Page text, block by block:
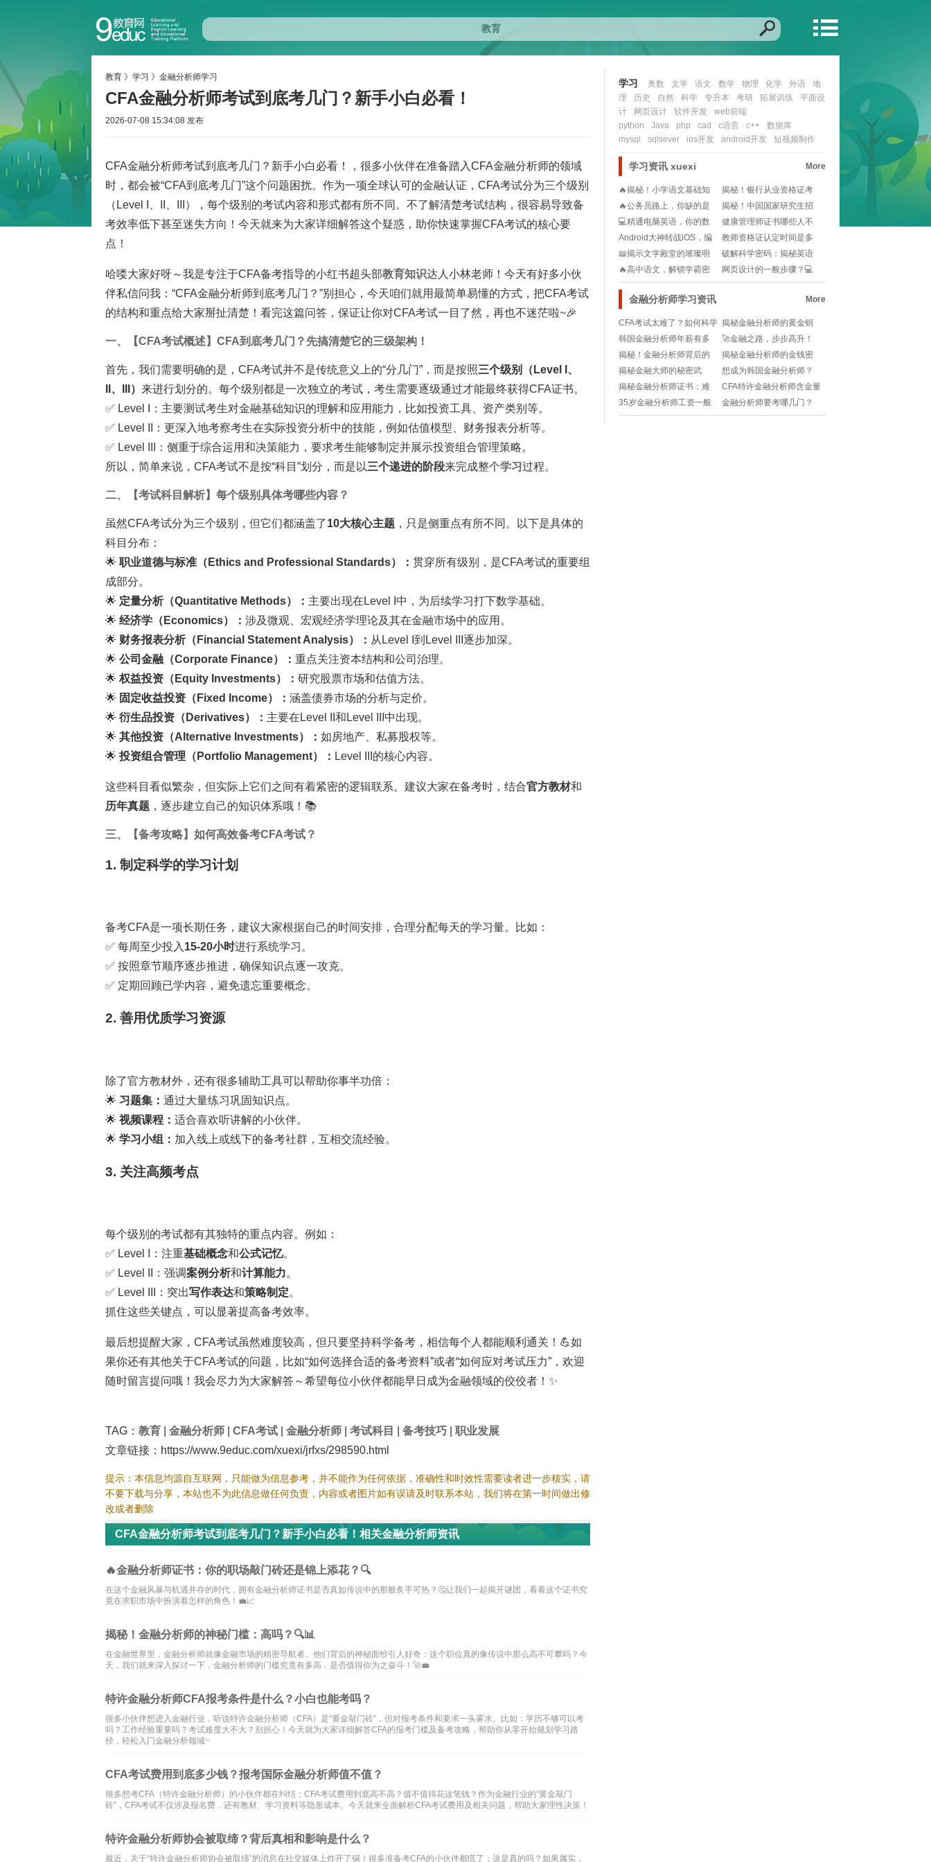
教育 》 学习 》 金融分析师学习
CFA金融分析师考试到底考几门？新手小白必看！
2026-07-08 15:34:08 发布
CFA金融分析师考试到底考几门？新手小白必看！，很多小伙伴在准备踏入CFA金融分析师的领域
时，都会被“CFA到底考几门”这个问题困扰。作为一项全球认可的金融认证，CFA考试分为三个级别
（Level I、II、III），每个级别的考试内容和形式都有所不同。不了解清楚考试结构，很容易导致备
考效率低下甚至迷失方向！今天就来为大家详细解答这个疑惑，助你快速掌握CFA考试的核心要
点！
哈喽大家好呀～我是专注于CFA备考指导的小红书超头部教育知识达人小林老师！今天有好多小伙
伴私信问我：“CFA金融分析师到底考几门？”别担心，今天咱们就用最简单易懂的方式，把CFA考试
的结构和重点给大家掰扯清楚！看完这篇问答，保证让你对CFA考试一目了然，再也不迷茫啦~🎉
一、【CFA考试概述】CFA到底考几门？先搞清楚它的三级架构！
首先，我们需要明确的是，CFA考试并不是传统意义上的“分几门”，而是按照三个级别（Level I、
II、III） 来进行划分的。每个级别都是一次独立的考试，考生需要逐级通过才能最终获得CFA证书。
✅ Level I：主要测试考生对金融基础知识的理解和应用能力，比如投资工具、资产类别等。
✅ Level II：更深入地考察考生在实际投资分析中的技能，例如估值模型、财务报表分析等。
✅ Level III：侧重于综合运用和决策能力，要求考生能够制定并展示投资组合管理策略。
所以，简单来说，CFA考试不是按“科目”划分，而是以三个递进的阶段来完成整个学习过程。
二、【考试科目解析】每个级别具体考哪些内容？
虽然CFA考试分为三个级别，但它们都涵盖了10大核心主题 ，只是侧重点有所不同。以下是具体的
科目分布：
🌟 职业道德与标准（Ethics and Professional Standards）： 贯穿所有级别，是CFA考试的重要组
成部分。
🌟 定量分析（Quantitative Methods）： 主要出现在Level I中，为后续学习打下数学基础。
🌟 经济学（Economics）： 涉及微观、宏观经济学理论及其在金融市场中的应用。
🌟 财务报表分析（Financial Statement Analysis）： 从Level I到Level III逐步加深。
🌟 公司金融（Corporate Finance）： 重点关注资本结构和公司治理。
🌟 权益投资（Equity Investments）： 研究股票市场和估值方法。
🌟 固定收益投资（Fixed Income）： 涵盖债券市场的分析与定价。
🌟 衍生品投资（Derivatives）： 主要在Level II和Level III中出现。
🌟 其他投资（Alternative Investments）： 如房地产、私募股权等。
🌟 投资组合管理（Portfolio Management）： Level III的核心内容。
这些科目看似繁杂，但实际上它们之间有着紧密的逻辑联系。建议大家在备考时，结合官方教材和
历年真题 ，逐步建立自己的知识体系哦！📚
三、【备考攻略】如何高效备考CFA考试？
1. 制定科学的学习计划
备考CFA是一项长期任务，建议大家根据自己的时间安排，合理分配每天的学习量。比如：
✅ 每周至少投入15-20小时进行系统学习。
✅ 按照章节顺序逐步推进，确保知识点逐一攻克。
✅ 定期回顾已学内容，避免遗忘重要概念。
2. 善用优质学习资源
除了官方教材外，还有很多辅助工具可以帮助你事半功倍：
🌟 习题集： 通过大量练习巩固知识点。
🌟 视频课程： 适合喜欢听讲解的小伙伴。
🌟 学习小组： 加入线上或线下的备考社群，互相交流经验。
3. 关注高频考点
每个级别的考试都有其独特的重点内容。例如：
✅ Level I：注重基础概念和公式记忆。
✅ Level II：强调案例分析和计算能力。
✅ Level III：突出写作表达和策略制定。
抓住这些关键点，可以显著提高备考效率。
最后想提醒大家，CFA考试虽然难度较高，但只要坚持科学备考，相信每个人都能顺利通关！💪如
果你还有其他关于CFA考试的问题，比如“如何选择合适的备考资料”或者“如何应对考试压力”，欢迎
随时留言提问哦！我会尽力为大家解答～希望每位小伙伴都能早日成为金融领域的佼佼者！✨
TAG： 教育 金融分析师 CFA考试 金融分析师 考试科目 备考技巧
职业发展
文章链接：https://www.9educ.com/xuexi/jrfxs/298590.html
提示：本信息均源自互联网，只能做为信息参考，并不能作为任何依据，准确性和时效性需要读者进一步核实，请
不要下载与分享，本站也不为此信息做任何负责，内容或者图片如有误请及时联系本站，我们将在第一时间做出修
改或者删除
CFA金融分析师考试到底考几门？新手小白必看！相关金融分析师资讯
🔥金融分析师证书：你的职场敲门砖还是锦上添花？🔍
在这个金融风暴与机遇并存的时代，拥有金融分析师证书是否真如传说中的那般炙手可热？🤔让我们一起揭开谜团，看看这个证书究
竟在求职市场中扮演着怎样的角色！💼📈
揭秘！金融分析师的神秘门槛：高吗？🔍📊
在金融世界里，金融分析师就像金融市场的精密导航者。他们背后的神秘面纱引人好奇：这个职位真的像传说中那么高不可攀吗？今
天，我们就来深入探讨一下，金融分析师的门槛究竟有多高，是否值得你为之奋斗！🚀💼
特许金融分析师CFA报考条件是什么？小白也能考吗？
很多小伙伴想进入金融行业，听说特许金融分析师（CFA）是“黄金敲门砖”，但对报考条件和要求一头雾水。比如：学历不够可以考
吗？工作经验重要吗？考试难度大不大？别担心！今天就为大家详细解答CFA的报考门槛及备考攻略，帮助你从零开始规划学习路
径，轻松入门金融分析领域~
CFA考试费用到底多少钱？报考国际金融分析师值不值？
很多想考CFA（特许金融分析师）的小伙伴都在纠结：CFA考试费用到底高不高？值不值得花这笔钱？作为金融行业的“黄金敲门
砖”，CFA考试不仅涉及报名费，还有教材、学习资料等隐形成本。今天就来全面解析CFA考试费用及相关问题，帮助大家理性决策！
特许金融分析师协会被取缔？背后真相和影响是什么？
最近，关于“特许金融分析师协会被取缔”的消息在社交媒体上炸开了锅！很多准备考CFA的小伙伴都慌了：这是真的吗？如果属实，
学习 奥数 文学 语文 数学 物理 化学 外语
地
理
历史 自然 科学 专升本 考研 拓展训练
平面设
计
网页设计 软件开发
web前端
python
Java php cad c语言 c++
数据库
mysql
sqlsever ios开发 android开发 短视频制作
学习资讯 xuexi More
🔥揭秘！小学语文基础知
识宝典，从此告别阅
揭秘！银行从业资格证考
试：历年真题重击率
🔥公务员路上，你缺的是
一份高效学习指南🔥
揭秘！中国国家研究生招
生网：你的学术梦想
💻精通电脑英语，你的数
字化世界通行证!
健康管理师证书哪些人不
能考？一文说清报考
Android大神转战iOS，编
程世界的
教师资格证认定时间是多
久？不想错过认定机
📖揭示文学殿堂的璀璨明
珠：史上十大经典必
破解科学密码：揭秘英语
在科研界的超级语言
🔥高中语文，解锁学霸密
码：视频讲解秘籍📚
网页设计的一般步骤？💻
如何快速掌握网页设
金融分析师学习资讯 More
CFA考试太难了？如何科学
备考+高效通关？求实用攻
略！
揭秘金融分析师的黄金钥
匙：专业要求与未来趋势
一览🌟
韩国金融分析师年薪有多
少？如何成为高薪金融人
才？
🚀金融之路，步步高升！
揭秘金融分析师晋升秘籍
📈
揭秘！金融分析师背后的
那些“迷人”小坑...
揭秘金融分析师的金钱密
码：日常工作全解析🔍📊
揭秘金融大师的秘密武
器：分析师与理财顾问，
谁才是你的财富守护者？
想成为韩国金融分析师？
必备技能+职业发展路径大
揭秘！
揭秘金融分析师证书：难
度与含金量的双面刃💎📊
CFA特许金融分析师含金量
高吗？考试要求和备考攻
略大揭秘！
35岁金融分析师工资一般
多少？职场天花板如何突
金融分析师要考哪几门？
CFA/FRM考试科目全解